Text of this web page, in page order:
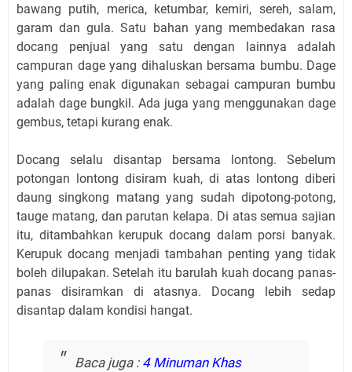
bawang putih, merica, ketumbar, kemiri, sereh, salam,
garam dan gula. Satu bahan yang membedakan rasa
docang penjual yang satu dengan lainnya adalah
campuran dage yang dihaluskan bersama bumbu. Dage
yang paling enak digunakan sebagai campuran bumbu
adalah dage bungkil. Ada juga yang menggunakan dage
gembus, tetapi kurang enak.
Docang selalu disantap bersama lontong. Sebelum
potongan lontong disiram kuah, di atas lontong diberi
daung singkong matang yang sudah dipotong-potong,
tauge matang, dan parutan kelapa. Di atas semua sajian
itu, ditambahkan kerupuk docang dalam porsi banyak.
Kerupuk docang menjadi tambahan penting yang tidak
boleh dilupakan. Setelah itu barulah kuah docang panas-
panas disiramkan di atasnya. Docang lebih sedap
disantap dalam kondisi hangat.
Baca juga : 4 Minuman Khas